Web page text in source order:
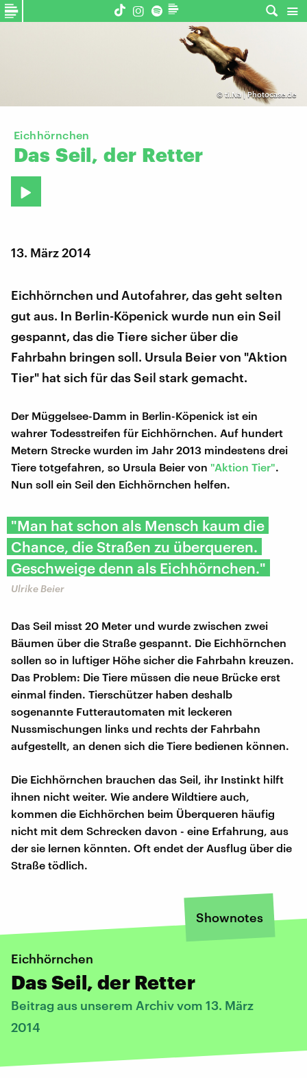
© ti.Na | Photocase.de
Eichhörnchen
Das Seil, der Retter
13. März 2014
Eichhörnchen und Autofahrer, das geht selten
gut aus. In Berlin-Köpenick wurde nun ein Seil
gespannt, das die Tiere sicher über die
Fahrbahn bringen soll. Ursula Beier von "Aktion
Tier" hat sich für das Seil stark gemacht.
Der Müggelsee-Damm in Berlin-Köpenick ist ein
wahrer Todesstreifen für Eichhörnchen. Auf hundert
Metern Strecke wurden im Jahr 2013 mindestens drei
Tiere totgefahren, so Ursula Beier von "Aktion Tier".
Nun soll ein Seil den Eichhörnchen helfen.
"Man hat schon als Mensch kaum die
Chance, die Straßen zu überqueren.
Geschweige denn als Eichhörnchen."
Ulrike Beier
Das Seil misst 20 Meter und wurde zwischen zwei
Bäumen über die Straße gespannt. Die Eichhörnchen
sollen so in luftiger Höhe sicher die Fahrbahn kreuzen.
Das Problem: Die Tiere müssen die neue Brücke erst
einmal finden. Tierschützer haben deshalb
sogenannte Futterautomaten mit leckeren
Nussmischungen links und rechts der Fahrbahn
aufgestellt, an denen sich die Tiere bedienen können.
Die Eichhörnchen brauchen das Seil, ihr Instinkt hilft
ihnen nicht weiter. Wie andere Wildtiere auch,
kommen die Eichhörchen beim Überqueren häufig
nicht mit dem Schrecken davon - eine Erfahrung, aus
der sie lernen könnten. Oft endet der Ausflug über die
Straße tödlich.
Shownotes
Eichhörnchen
Das Seil, der Retter
Beitrag aus unserem Archiv vom 13. März
2014